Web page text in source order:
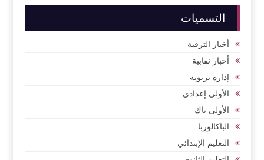
التسميات
أخبار الترقية
أخبار نقابية
إدارة تربوية
الأولى إعدادي
الأولى باك
الباكالوربا
التعليم الإبتدائي